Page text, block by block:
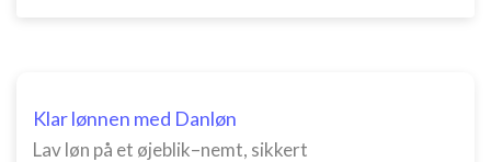
Klar lønnen med Danløn
Lav løn på et øjeblik–nemt, sikkert